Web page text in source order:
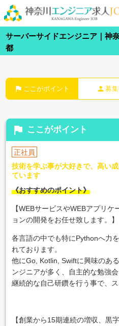
サーバーサイドエンジニア｜神
都
flag ここがポイント person 募
flag ここがポイント
正社員
技術を学ぶ事が大好きで、高い
ています
《おすすめのポイント》
【WEBサービスやWEBアプリケ
ョンの開発をお任せ致します。】
各言語の中でも特にPythonへ力
れております。
他にGo, Kotlin, Swiftに興味のあ
ンジニアが多く、自主的な勉強会
継続的な自己研鑽を行う事で、
【創業から15期連続の増収、黒字